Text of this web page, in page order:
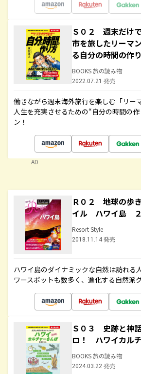
Ｓ０２ 週末だけ
市を旅したリーマ
る自分の時間の作
BOOKS 旅の読み物
2022.07.21 発売
働きながら週末海外旅行を楽しむ「リー
人生を充実させるための“自分の時間の
ン！
AD
Ｒ０２ 地球の歩
イル ハワイ島 ２
Resort Style
2018.11.14 発売
ハワイ島のダイナミックな自然は訪れる
ワースポットも数多く、進化する自然派
Ｓ０３ 史跡と神
ロ！ ハワイカル
BOOKS 旅の読み物
2024.03.22 発売